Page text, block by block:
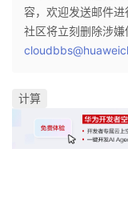
课
程
的
认
证
我
的
实
验
我
的
收
术
支
持
云
声
建
议
容，欢迎发送邮件
社区将立刻删除涉嫌
计算